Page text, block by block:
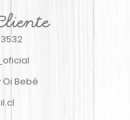
Oi Bebé